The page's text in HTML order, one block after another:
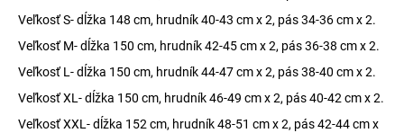
Veľkosť S- dĺžka 148 cm, hrudník 40-43 cm x 2, pás 34-36 cm x 2.
Veľkosť M- dĺžka 150 cm, hrudník 42-45 cm x 2, pás 36-38 cm x 2.
Veľkosť L- dĺžka 150 cm, hrudník 44-47 cm x 2, pás 38-40 cm x 2.
Veľkosť XL- dĺžka 150 cm, hrudník 46-49 cm x 2, pás 40-42 cm x 2.
Veľkosť XXL- dĺžka 152 cm, hrudník 48-51 cm x 2, pás 42-44 cm x